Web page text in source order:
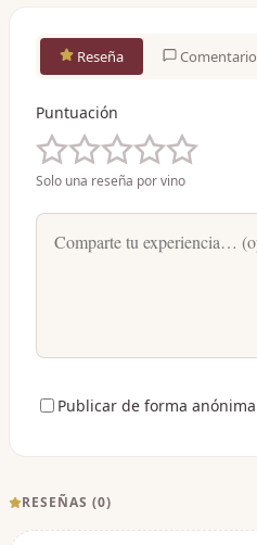
Reseña Comentario
Puntuación
Solo una reseña por vino
Publicar de forma anónima
RESEÑAS (0)